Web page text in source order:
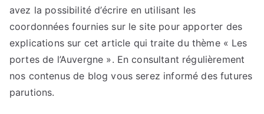
avez la possibilité d’écrire en utilisant les
coordonnées fournies sur le site pour apporter des
explications sur cet article qui traite du thème « Les
portes de l’Auvergne ». En consultant régulièrement
nos contenus de blog vous serez informé des futures
parutions.